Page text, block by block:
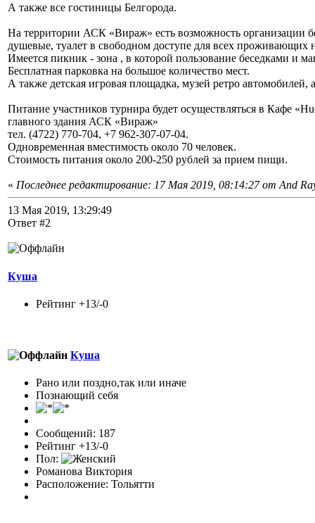
А также все гостиницы Белгорода.
На территории АСК «Вираж» есть возможность организации
душевые, туалет в свободном доступе для всех проживающих
Имеется пикник - зона , в которой пользование беседками и
Бесплатная парковка на большое количество мест.
А также детская игровая площадка, музей ретро автомобилей,
Питание участников турнира будет осуществляться в Кафе
главного здания АСК «Вираж»
тел. (4722) 770-704, +7 962-307-07-04.
Одновременная вместимость около 70 человек.
Стоимость питания около 200-250 рублей за прием пищи.
« Последнее редактирование: 17 Мая 2019, 08:14:27 от And
13 Мая 2019, 13:29:49
Ответ #2
Куша
Рейтинг +13/-0
Куша
Рано или поздно,так или иначе
Познающий себя
Сообщений: 187
Рейтинг +13/-0
Пол:
Романова Виктория
Расположение: Тольятти